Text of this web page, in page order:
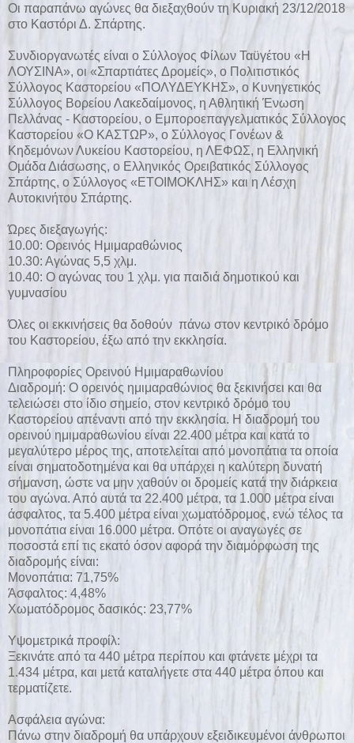
Οι παραπάνω αγώνες θα διεξαχθούν τη Κυριακή 23/12/2018
στο Καστόρι Δ. Σπάρτης.
Συνδιοργανωτές είναι ο Σύλλογος Φίλων Ταϋγέτου «Η
ΛΟΥΣΙΝΑ», οι «Σπαρτιάτες Δρομείς», ο Πολιτιστικός
Σύλλογος Καστορείου «ΠΟΛΥΔΕΥΚΗΣ», ο Κυνηγετικός
Σύλλογος Βορείου Λακεδαίμονος, η Αθλητική Ένωση
Πελλάνας - Καστορείου, ο Εμποροεπαγγελματικός Σύλλογος
Καστορείου «Ο ΚΑΣΤΩΡ», ο Σύλλογος Γονέων &
Κηδεμόνων Λυκείου Καστορείου, η ΛΕΦΩΣ, η Ελληνική
Ομάδα Διάσωσης, ο Ελληνικός Ορειβατικός Σύλλογος
Σπάρτης, ο Σύλλογος «ΕΤΟΙΜΟΚΛΗΣ» και η Λέσχη
Αυτοκινήτου Σπάρτης.
Ώρες διεξαγωγής:
10.00: Ορεινός Ημιμαραθώνιος
10.30: Αγώνας 5,5 χλμ.
10.40: Ο αγώνας του 1 χλμ. για παιδιά δημοτικού και
γυμνασίου
Όλες οι εκκινήσεις θα δοθούν πάνω στον κεντρικό δρόμο
του Καστορείου, έξω από την εκκλησία.
Πληροφορίες Ορεινού Ημιμαραθωνίου
Διαδρομή: Ο ορεινός ημιμαραθώνιος θα ξεκινήσει και θα
τελειώσει στο ίδιο σημείο, στον κεντρικό δρόμο του
Καστορείου απέναντι από την εκκλησία. H διαδρομή του
ορεινού ημιμαραθωνίου είναι 22.400 μέτρα και κατά το
μεγαλύτερο μέρος της, αποτελείται από μονοπάτια τα οποία
είναι σηματοδοτημένα και θα υπάρχει η καλύτερη δυνατή
σήμανση, ώστε να μην χαθούν οι δρομείς κατά την διάρκεια
του αγώνα. Από αυτά τα 22.400 μέτρα, τα 1.000 μέτρα είναι
άσφαλτος, τα 5.400 μέτρα είναι χωματόδρομος, ενώ τέλος τα
μονοπάτια είναι 16.000 μέτρα. Οπότε οι αναγωγές σε
ποσοστά επί τις εκατό όσον αφορά την διαμόρφωση της
διαδρομής είναι:
Μονοπάτια: 71,75%
Άσφαλτος: 4,48%
Χωματόδρομος δασικός: 23,77%
Υψομετρικά προφίλ:
Ξεκινάτε από τα 440 μέτρα περίπου και φτάνετε μέχρι τα
1.434 μέτρα, και μετά καταλήγετε στα 440 μέτρα όπου και
τερματίζετε.
Ασφάλεια αγώνα:
Πάνω στην διαδρομή θα υπάρχουν εξειδικευμένοι άνθρωποι